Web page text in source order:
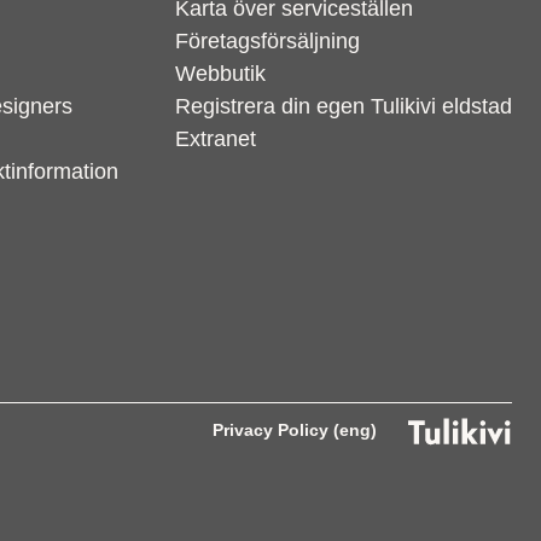
Karta över serviceställen
Företagsförsäljning
Webbutik
Registrera din egen Tulikivi eldstad
Extranet
Privacy Policy (eng)
S
Hi there! How can we help you
today?